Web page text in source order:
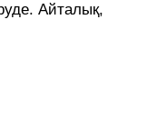
Айталық,